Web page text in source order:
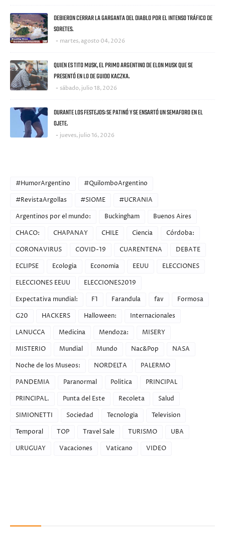
DEBIERON CERRAR LA GARGANTA DEL DIABLO POR EL INTENSO TRÁFICO DE
SORETES.
martes, agosto 04, 2026
QUIEN ES TITO MUSK, EL PRIMO ARGENTINO DE ELON MUSK QUE SE
PRESENTÓ EN LO DE GUIDO KACZKA.
sábado, julio 18, 2026
DURANTE LOS FESTEJOS: SE PATINÓ Y SE ENSARTÓ UN SEMAFORO EN EL
OJETE.
jueves, julio 16, 2026
#HumorArgentino
#QuilomboArgentino
#RevistaArgollas
#SIOME
#UCRANIA
Argentinos por el mundo:
Buckingham
Buenos Aires
CHACO:
CHAPANAY CHILE Ciencia
Córdoba:
CORONAVIRUS
COVID-19 CUARENTENA
DEBATE
ECLIPSE
Ecologia Economia EEUU
ELECCIONES
ELECCIONES EEUU
ELECCIONES2019
Expectativa mundial:
F1 Farandula fav
Formosa
G20
HACKERS Halloween:
Internacionales
LANUCCA
Medicina Mendoza:
MISERY
MISTERIO
Mundial Mundo Nac&Pop
NASA
Noche de los Museos:
NORDELTA
PALERMO
PANDEMIA
Paranormal Politica
PRINCIPAL
PRINCIPAL.
Punta del Este Recoleta
Salud
SIMIONETTI
Sociedad Tecnologia
Television
Temporal
TOP Travel Sale TURISMO
UBA
URUGUAY
Vacaciones Vaticano VIDEO